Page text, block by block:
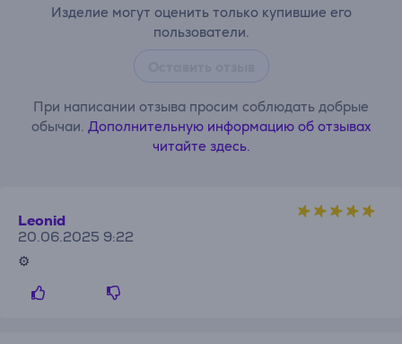
Изделие могут оценить только купившие его
пользователи.
При написании отзыва просим соблюдать добрые
обычаи. Дополнительную информацию об отзывах
читайте здесь.
Leonid
20.06.2025 9:22
⚙️